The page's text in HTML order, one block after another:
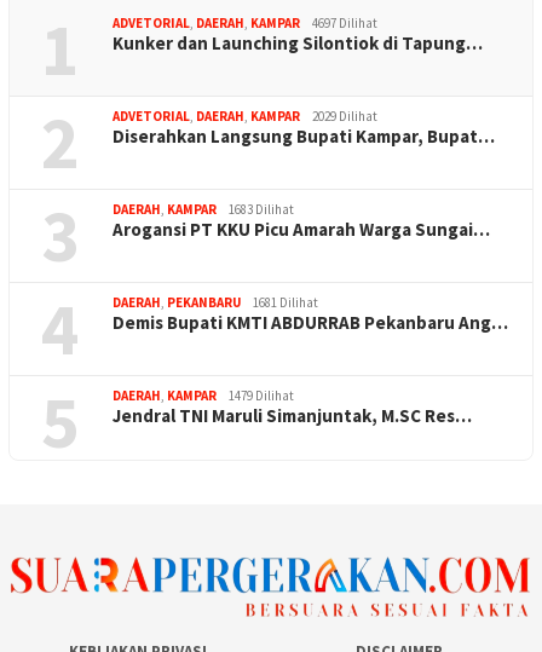
1 ADVETORIAL, DAERAH, KAMPAR 4697 Dilihat
Kunker dan Launching Silontiok di Tapung…
2 ADVETORIAL, DAERAH, KAMPAR 2029 Dilihat
Diserahkan Langsung Bupati Kampar, Bupat…
3 DAERAH, KAMPAR 1683 Dilihat
Arogansi PT KKU Picu Amarah Warga Sungai…
4 DAERAH, PEKANBARU 1681 Dilihat
Demis Bupati KMTI ABDURRAB Pekanbaru Ang…
5 DAERAH, KAMPAR 1479 Dilihat
Jendral TNI Maruli Simanjuntak, M.SC Res…